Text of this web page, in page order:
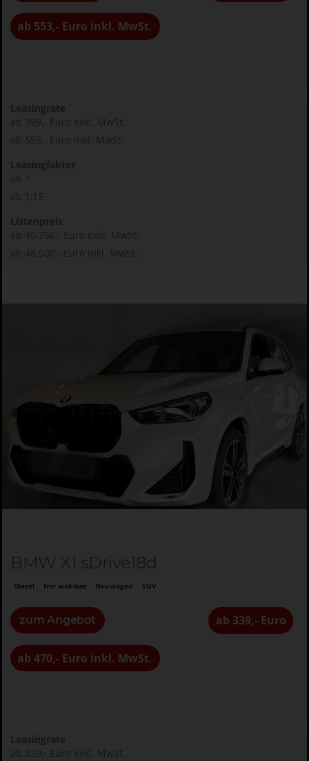
ab 553,- Euro inkl. MwSt.
Leasingrate
ab 399,- Euro exkl. MwSt.
ab 553,- Euro inkl. MwSt.
Leasingfaktor
ab 1
ab 1,15
Listenpreis
ab 40.756,- Euro exkl. MwSt.
ab 48.500,- Euro inkl. MwSt.
BMW X1 sDrive18d
Diesel frei wählbar Neuwagen SUV
zum Angebot ab 339,- Euro
ab 470,- Euro inkl. MwSt.
Leasingrate
ab 339,- Euro exkl. MwSt.